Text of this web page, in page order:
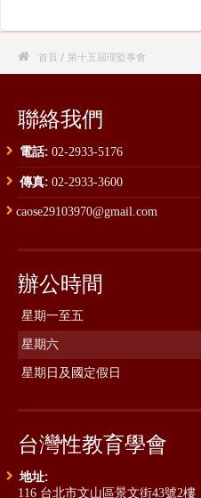
 首頁 / 第十五屆理監事會
聯絡我們
電話: 02-2933-5176
傳真: 02-2933-3600
caose29103970@gmail.com
辦公時間
星期一至五
星期六
星期日及國定假日
台灣性教育學會
地址:
116 台北市文山區景文街43號2樓